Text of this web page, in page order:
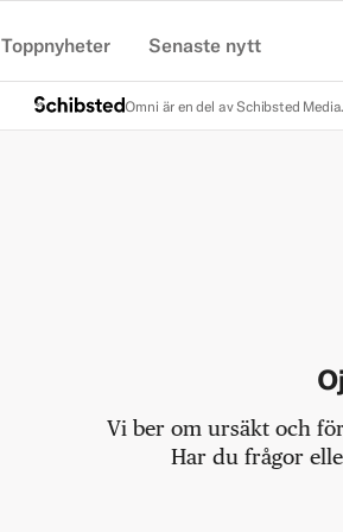
Toppnyheter Senaste nytt
Omni är en del av Schibsted Media.
Vi ber om ursäkt och
Har du frågor